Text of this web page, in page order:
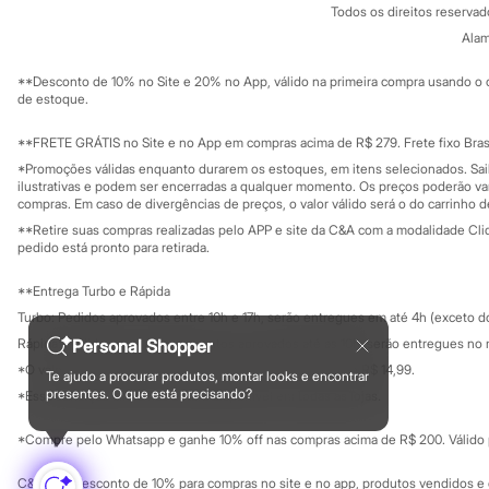
Marcas
Baby Club
Miss Fifteen
Palomino
Moda íntima
Calcinhas
Cuecas
Meias
Pijamas
Biquínis e Maiôs
Blusas de proteção
Personagens
Bluey
Disney
Hello Kitty
Homem Aranha
Minecraft
Naruto
Personal Shopper
Te ajudo a procurar produtos, montar looks e encontrar
presentes. O que está precisando?
Mapa do site
Investidores
Privacidade
Configuração de cookies
Minha privacidade
C&A Pay
Sobre o C&A
Governança
Educação
Formas de pagamento
Todos os direitos
**Desconto de 10% no Site e 20% no App, válido na primeira compra usando
de estoque.
**FRETE GRÁTIS no Site e no App em compras acima de R$ 279. Frete fixo
*Promoções válidas enquanto durarem os estoques, em itens selecionados.
ilustrativas e podem ser encerradas a qualquer momento. Os preços poderão
compras. Em caso de divergências de preços, o valor válido será o do carrinho
**Retire suas compras realizadas pelo APP e site da C&A com a modalidade
pedido está pronto para retirada.
**Entrega Turbo e Rápida
Turbo: Pedidos aprovados entre 10h e 17h, serão entregues em até 4h (exceto
Rápida: Pedidos com os pagamentos aprovados até as 10h, serão entregues
*O valor do frete para o turbo é R$ 24,99 e para a rápida é R$ 14,99.
*Essa condição ainda não estará disponível em todas as lojas.
*Compre pelo Whatsapp e ganhe 10% off nas compras acima de R$ 200.
C&A Pay: desconto de 10% para compras no site e no app, produtos vendidos